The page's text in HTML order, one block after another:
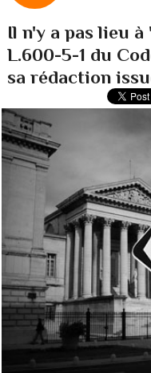
Il n'y a pas lieu
L.600-5-1 du
sa rédaction